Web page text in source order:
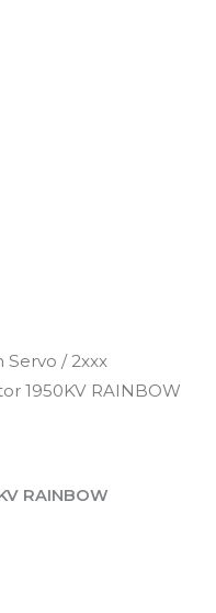
Servo /2xxx
1950KV RAINBOW
RAINBOW